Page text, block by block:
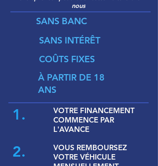
nous
SANS BANC
SANS INTÉRÊT
COÛTS FIXES
À PARTIR DE 18
ANS
1.
VOTRE FINANCEMENT
COMMENCE PAR
L'AVANCE
2.
VOUS REMBOURSEZ
VOTRE VÉHICULE